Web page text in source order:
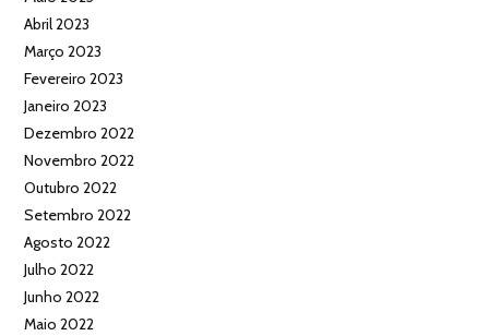
Abril 2023
Março 2023
Fevereiro 2023
Janeiro 2023
Dezembro 2022
Novembro 2022
Outubro 2022
Setembro 2022
Agosto 2022
Julho 2022
Junho 2022
Maio 2022